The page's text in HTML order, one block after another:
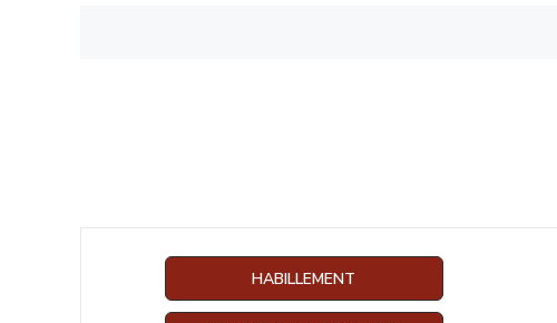
HABILLEMENT